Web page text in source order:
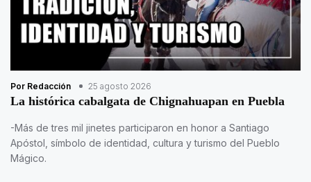
Por Redacción 25 agosto 2026
La histórica cabalgata de Chignahuapan en Puebla
-Más de tres mil jinetes participaron en honor a Santiago
Apóstol, símbolo de identidad, cultura y turismo del Pueblo
Mágico.